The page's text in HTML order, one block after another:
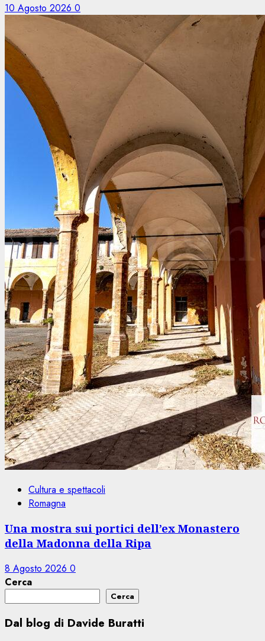
10 Agosto 2026 0
Cultura e spettacoli
Romagna
Una mostra sui portici dell’ex Monastero
della Madonna della Ripa
8 Agosto 2026 0
Cerca
Cerca
Dal blog di Davide Buratti